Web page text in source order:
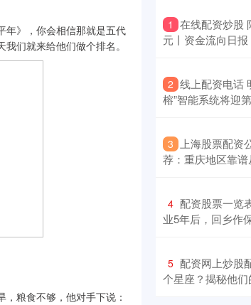
年》，你会相信那就是五代
们就来给他们做个排名。
粮食不够，他对手下说：
1 在线配资炒股
元丨资金流向日报
2 线上配资电话
榕”智能系统将迎
3
上海股票配资
荐：重庆地区靠
4 配资股票一览
业5年后，回乡作
5 配资网上炒股
个星座？揭秘他们